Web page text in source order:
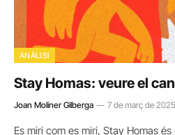
ANÀLISI
Stay Homas: veure el
Joan Moliner Gilberga 7 de març de 2025
Es miri com es miri, Stay Homas